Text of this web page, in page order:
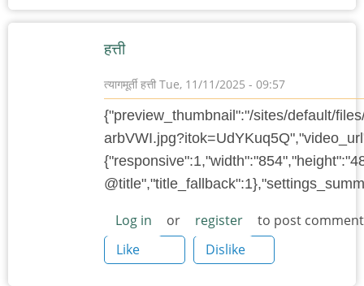
हत्ती
त्यागमूर्ती हत्ती Tue, 11/11/2025 - 09:57
{"preview_thumbnail":"/sites/default/
Log in or register
to post
Like
Dislike